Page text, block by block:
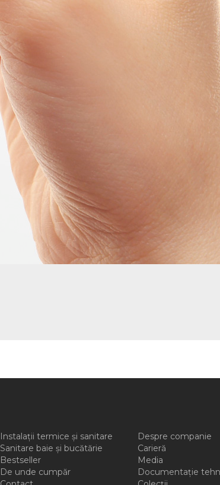
Instalații termice și sanitare
Sanitare baie și bucătărie
Bestseller
De unde cumpăr
Despre companie
Carieră
Media
Documentație